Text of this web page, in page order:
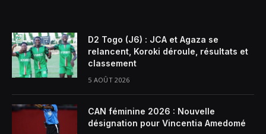
D2 Togo (J6) : JCA et Agaza se
relancent, Koroki déroule, résultats et
classement
5 AOÛT 2026
CAN féminine 2026 : Nouvelle
désignation pour Vincentia Amedomé